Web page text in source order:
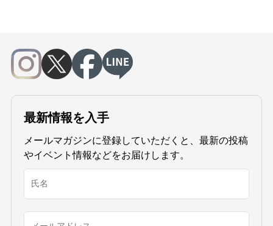
最新情報を入手
メールマガジンに登録していただくと、最新の投稿
やイベント情報などをお届けします。